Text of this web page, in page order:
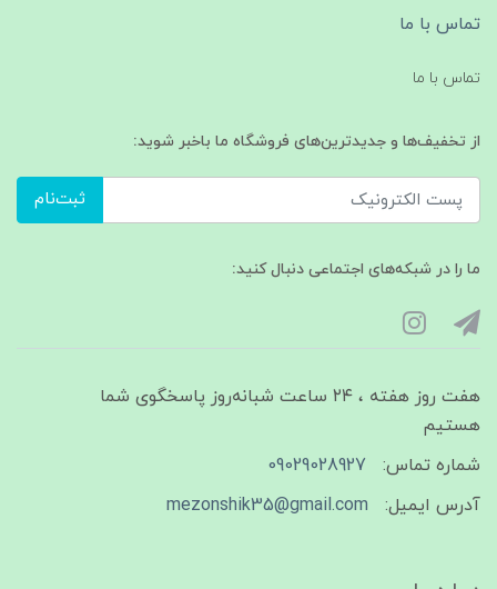
تماس با ما
تماس با ما
از تخفیف‌ها و جدیدترین‌های فروشگاه ما باخبر شوید:
ثبت‌نام
ما را در شبکه‌های اجتماعی دنبال کنید:
هفت روز هفته ، ۲۴ ساعت شبانه‌روز پاسخگوی شما
هستیم
شماره تماس:
09029028927
آدرس ایمیل:
mezonshik35@gmail.com